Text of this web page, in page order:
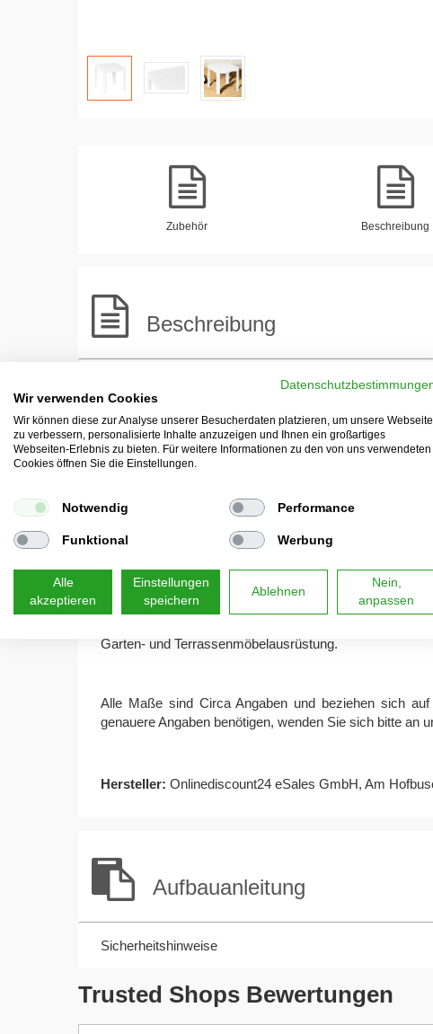
Zubehör Beschreibung
Beschreibung
Der Beistelltisch Tavolino ist der perfekte Tisch für Ihre
Couchtisch, sehen. Der Beistelltisch Tavolino ist nicht
damit sämtliche Gegenstände nicht umfallen können.
komplett neu gestaltet werden kann und Sie zu Hause
Mit einem Gewicht von nur 3 kgist dieser
Tischhöhe für ausreichend Platz Ihre Snacks, Gläser
hochwertige Kunststoffmaterial aus 100 % Kunstharz
Zusammengefasst ist dieser Beistelltisch durch
Garten- und Terrassenmöbelausrüstung.
Alle Maße sind Circa Angaben und beziehen sich
genauere Angaben benötigen, wenden Sie sich bitte an
Hersteller: Onlinediscount24 eSales GmbH, Am
Aufbauanleitung
Sicherheitshinweise
Trusted Shops Bewertungen
Wir verwenden Cookies
Wir können diese zur Analyse unserer Besucherdaten platzieren, um unsere Webseite
zu verbessern, personalisierte Inhalte anzuzeigen und Ihnen ein großartiges
Webseiten-Erlebnis zu bieten. Für weitere Informationen zu den von uns verwendeten
Cookies öffnen Sie die Einstellungen.
Notwendig Performance
Funktional Werbung
Alle
akzeptieren
Einstellungen
speichern
Ablehnen
Nein,
anpassen